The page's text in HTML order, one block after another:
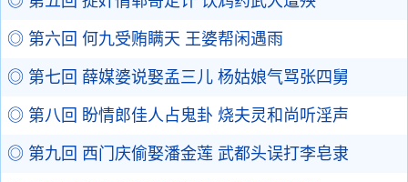
◎ 第六回 何九受贿瞒天 王婆帮闲遇雨
◎ 第七回 薛媒婆说娶孟三儿 杨姑娘气骂张四舅
◎ 第八回 盼情郎佳人占鬼卦 烧夫灵和尚听淫声
◎ 第九回 西门庆偷娶潘金莲 武都头误打李皂隶